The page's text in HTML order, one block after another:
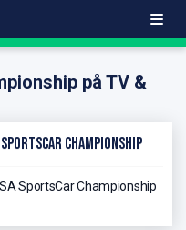
på TV &
Championship
SportsCar Championship